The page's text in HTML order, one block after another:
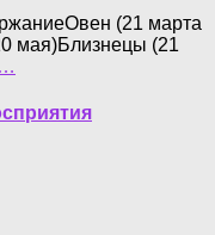
(21 марта
мая)Близнецы (21
…